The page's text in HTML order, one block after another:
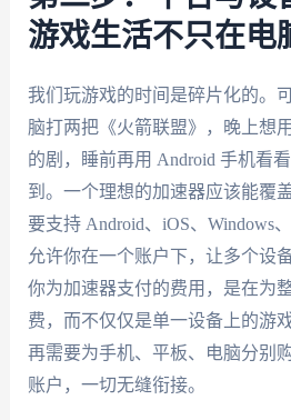
游戏生活不只在电
我们玩游戏的时间是碎片化的。
脑打两把《火箭联盟》，晚上想
的剧，睡前再用 Android 手机看
到。一个理想的加速器应该能覆
要支持 Android、iOS、Windows
允许你在一个账户下，让多个设
你为加速器支付的费用，是在为
费，而不仅仅是单一设备上的游
再需要为手机、平板、电脑分别
账户，一切无缝衔接。